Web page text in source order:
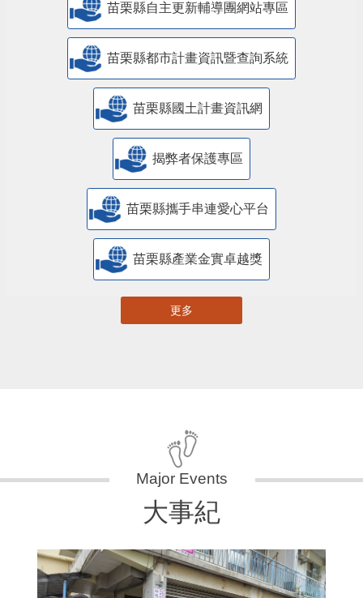
苗栗縣自主更新輔導團網站專區
苗栗縣都市計畫資訊暨查詢系統
苗栗縣國土計畫資訊網
揭弊者保護專區
苗栗縣攜手串連愛心平台
苗栗縣產業金實卓越獎
更多
大事紀